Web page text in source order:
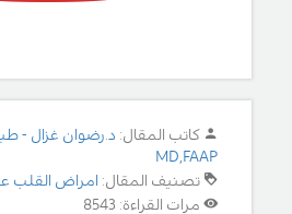
كاتب المقال: د.رضوان غزال -
MD,FAAP
تصنيف المقال: امراض القلب
مرات القراءة: 8543